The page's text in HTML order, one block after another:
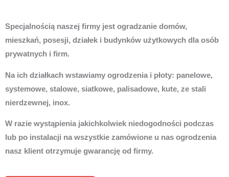
Specjalnością naszej firmy jest ogradzanie domów,
mieszkań, posesji, działek i budynków użytkowych dla osób
prywatnych i firm.
Na ich działkach wstawiamy ogrodzenia i płoty: panelowe,
systemowe, stalowe, siatkowe, palisadowe, kute, ze stali
nierdzewnej, inox.
W razie wystąpienia jakichkolwiek niedogodności podczas
lub po instalacji na wszystkie zamówione u nas ogrodzenia
nasz klient otrzymuje gwarancję od firmy.